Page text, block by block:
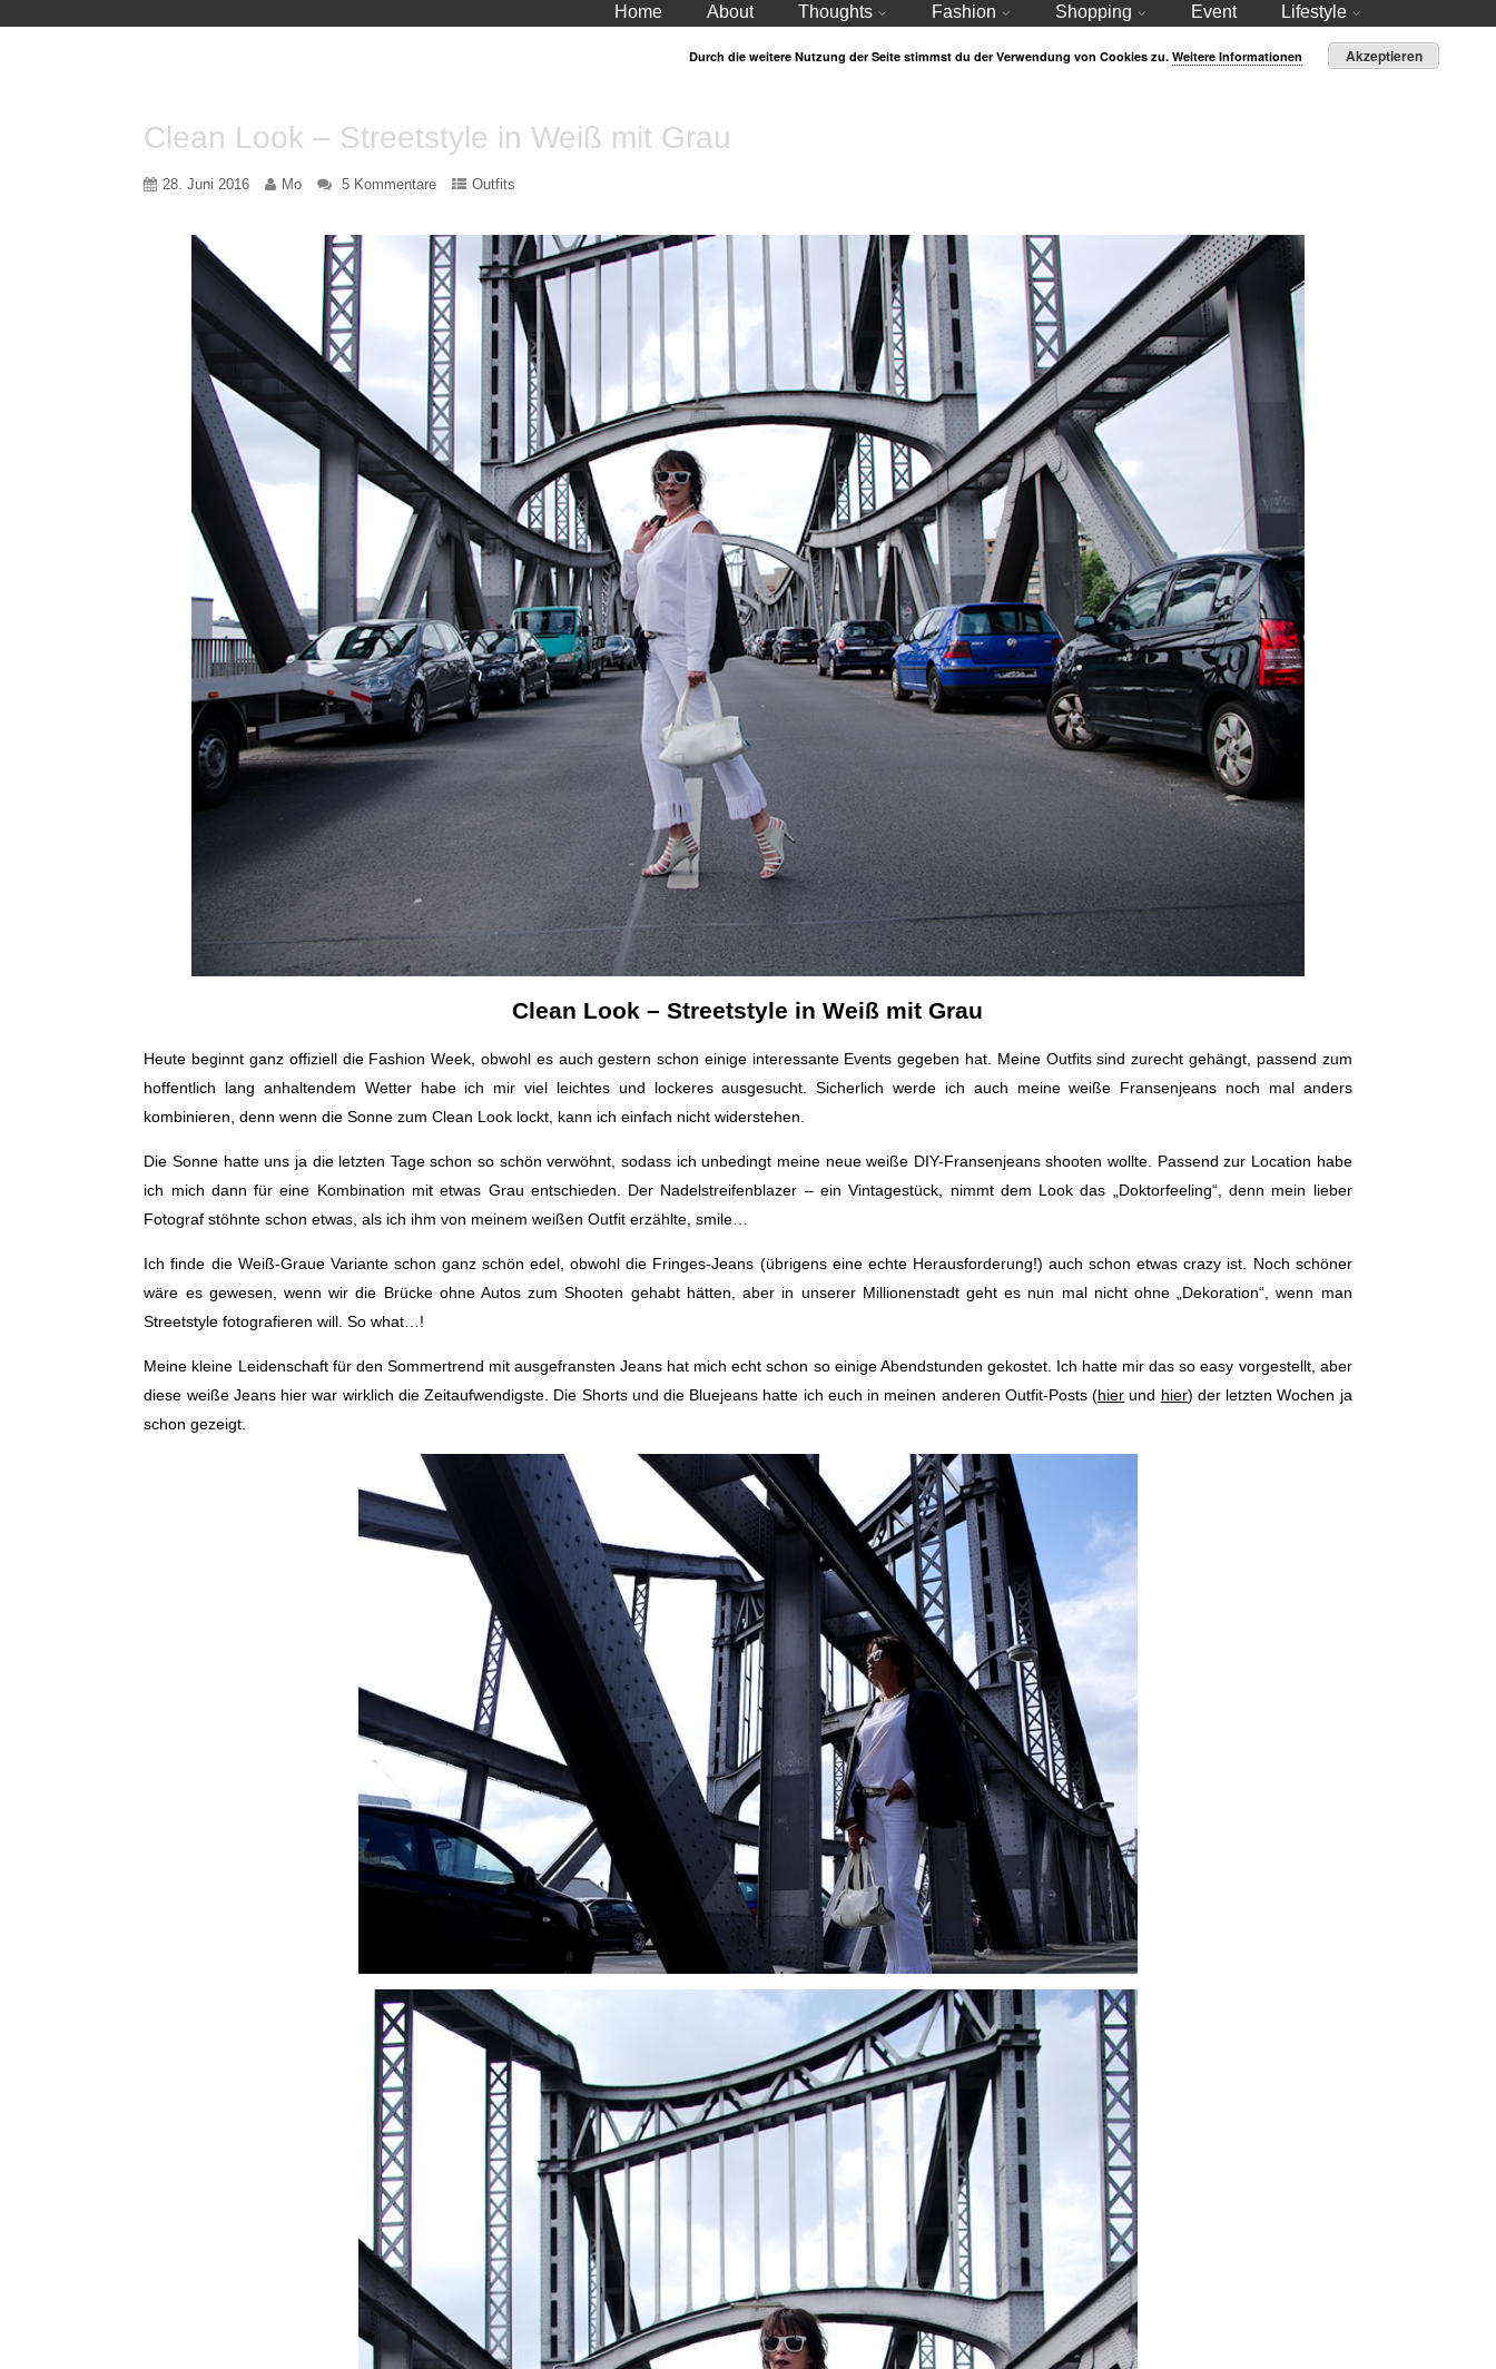
Home About Thoughts Fashion Shopping Event Lifestyle
Clean Look – Streetstyle in Weiß mit Grau
28. Juni 2016 Mo 5 Kommentare Outfits
Clean Look – Streetstyle in Weiß mit Grau
Heute beginnt ganz offiziell die Fashion Week, obwohl es auch gestern schon einige interessante Events gegeben hat. Meine Outfits sind zurecht gehängt, passend zum
hoffentlich lang anhaltendem Wetter habe ich mir viel leichtes und lockeres ausgesucht. Sicherlich werde ich auch meine weiße Fransenjeans noch mal anders
kombinieren, denn wenn die Sonne zum Clean Look lockt, kann ich einfach nicht widerstehen.
Die Sonne hatte uns ja die letzten Tage schon so schön verwöhnt, sodass ich unbedingt meine neue weiße DIY-Fransenjeans shooten wollte. Passend zur Location habe
ich mich dann für eine Kombination mit etwas Grau entschieden. Der Nadelstreifenblazer – ein Vintagestück, nimmt dem Look das „Doktorfeeling“, denn mein lieber
Fotograf stöhnte schon etwas, als ich ihm von meinem weißen Outfit erzählte, smile…
Ich finde die Weiß-Graue Variante schon ganz schön edel, obwohl die Fringes-Jeans (übrigens eine echte Herausforderung!) auch schon etwas crazy ist. Noch schöner
wäre es gewesen, wenn wir die Brücke ohne Autos zum Shooten gehabt hätten, aber in unserer Millionenstadt geht es nun mal nicht ohne „Dekoration“, wenn man
Streetstyle fotografieren will. So what…!
Meine kleine Leidenschaft für den Sommertrend mit ausgefransten Jeans hat mich echt schon so einige Abendstunden gekostet. Ich hatte mir das so easy vorgestellt, aber
diese weiße Jeans hier war wirklich die Zeitaufwendigste. Die Shorts und die Bluejeans hatte ich euch in meinen anderen Outfit-Posts (hier und hier) der letzten Wochen ja
schon gezeigt.
Durch die weitere Nutzung der Seite stimmst du der Verwendung von Cookies zu. Weitere Informationen Akzeptieren